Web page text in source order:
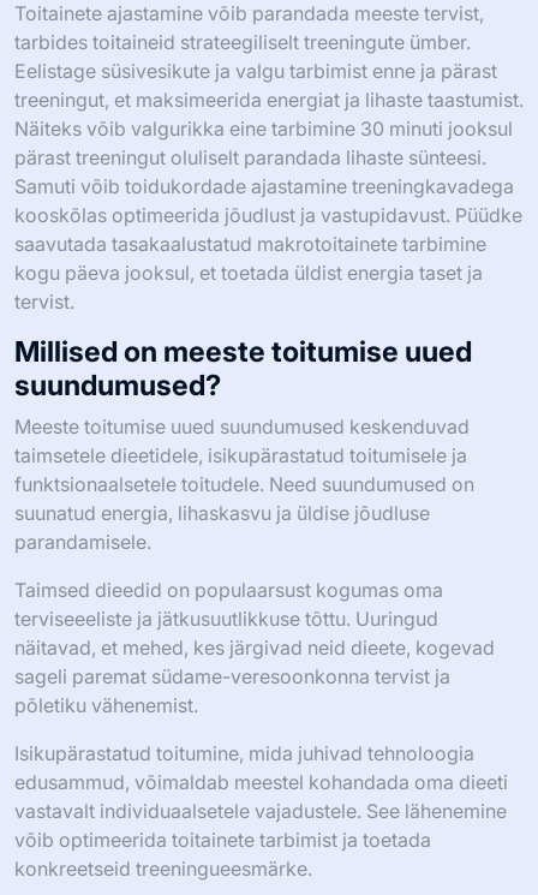
Toitainete ajastamine võib parandada meeste tervist,
tarbides toitaineid strateegiliselt treeningute ümber.
Eelistage süsivesikute ja valgu tarbimist enne ja pärast
treeningut, et maksimeerida energiat ja lihaste taastumist.
Näiteks võib valgurikka eine tarbimine 30 minuti jooksul
pärast treeningut oluliselt parandada lihaste sünteesi.
Samuti võib toidukordade ajastamine treeningkavadega
kooskõlas optimeerida jõudlust ja vastupidavust. Püüdke
saavutada tasakaalustatud makrotoitainete tarbimine
kogu päeva jooksul, et toetada üldist energia taset ja
tervist.
Millised on meeste toitumise uued
suundumused?
Meeste toitumise uued suundumused keskenduvad
taimsetele dieetidele, isikupärastatud toitumisele ja
funktsionaalsetele toitudele. Need suundumused on
suunatud energia, lihaskasvu ja üldise jõudluse
parandamisele.
Taimsed dieedid on populaarsust kogumas oma
terviseeeliste ja jätkusuutlikkuse tõttu. Uuringud
näitavad, et mehed, kes järgivad neid dieete, kogevad
sageli paremat südame-veresoonkonna tervist ja
põletiku vähenemist.
Isikupärastatud toitumine, mida juhivad tehnoloogia
edusammud, võimaldab meestel kohandada oma dieeti
vastavalt individuaalsetele vajadustele. See lähenemine
võib optimeerida toitainete tarbimist ja toetada
konkreetseid treeningueesmärke.